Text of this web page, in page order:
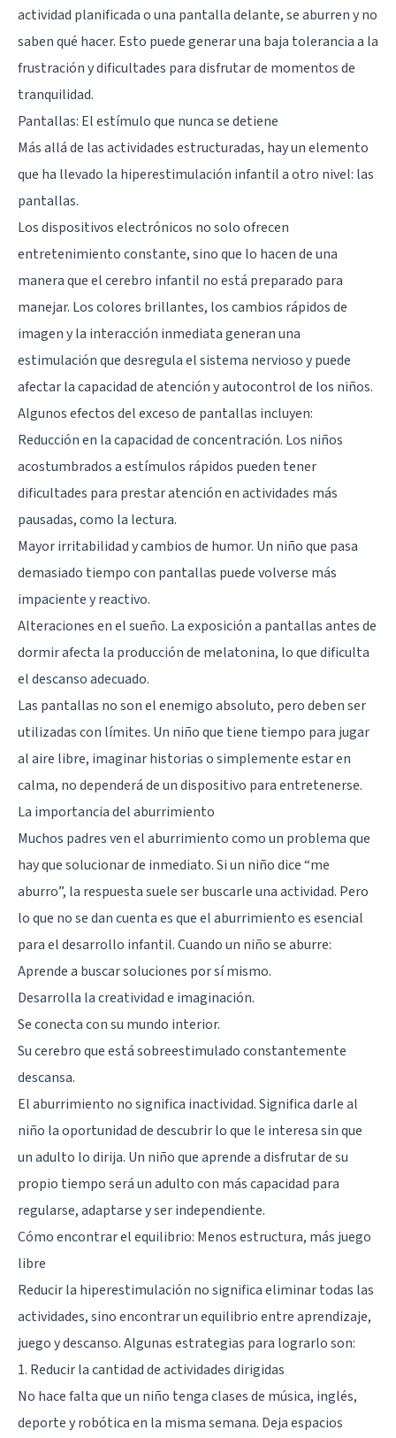
actividad planificada o una pantalla delante, se aburren y no
saben qué hacer. Esto puede generar una baja tolerancia a la
frustración y dificultades para disfrutar de momentos de
tranquilidad.
Pantallas: El estímulo que nunca se detiene
Más allá de las actividades estructuradas, hay un elemento
que ha llevado la hiperestimulación infantil a otro nivel: las
pantallas.
Los dispositivos electrónicos no solo ofrecen
entretenimiento constante, sino que lo hacen de una
manera que el cerebro infantil no está preparado para
manejar. Los colores brillantes, los cambios rápidos de
imagen y la interacción inmediata generan una
estimulación que desregula el sistema nervioso y puede
afectar la capacidad de atención y autocontrol de los niños.
Algunos efectos del exceso de pantallas incluyen:
Reducción en la capacidad de concentración. Los niños
acostumbrados a estímulos rápidos pueden tener
dificultades para prestar atención en actividades más
pausadas, como la lectura.
Mayor irritabilidad y cambios de humor. Un niño que pasa
demasiado tiempo con pantallas puede volverse más
impaciente y reactivo.
Alteraciones en el sueño. La exposición a pantallas antes de
dormir afecta la producción de melatonina, lo que dificulta
el descanso adecuado.
Las pantallas no son el enemigo absoluto, pero deben ser
utilizadas con límites. Un niño que tiene tiempo para jugar
al aire libre, imaginar historias o simplemente estar en
calma, no dependerá de un dispositivo para entretenerse.
La importancia del aburrimiento
Muchos padres ven el aburrimiento como un problema que
hay que solucionar de inmediato. Si un niño dice “me
aburro”, la respuesta suele ser buscarle una actividad. Pero
lo que no se dan cuenta es que el aburrimiento es esencial
para el desarrollo infantil. Cuando un niño se aburre:
Aprende a buscar soluciones por sí mismo.
Desarrolla la creatividad e imaginación.
Se conecta con su mundo interior.
Su cerebro que está sobreestimulado constantemente
descansa.
El aburrimiento no significa inactividad. Significa darle al
niño la oportunidad de descubrir lo que le interesa sin que
un adulto lo dirija. Un niño que aprende a disfrutar de su
propio tiempo será un adulto con más capacidad para
regularse, adaptarse y ser independiente.
Cómo encontrar el equilibrio: Menos estructura, más juego
libre
Reducir la hiperestimulación no significa eliminar todas las
actividades, sino encontrar un equilibrio entre aprendizaje,
juego y descanso. Algunas estrategias para lograrlo son:
1. Reducir la cantidad de actividades dirigidas
No hace falta que un niño tenga clases de música, inglés,
deporte y robótica en la misma semana. Deja espacios